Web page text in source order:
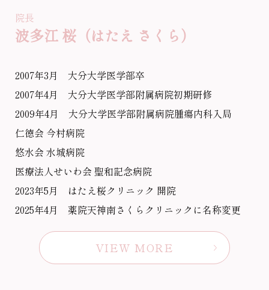
院長
波多江 桜（はたえ さくら）
2007年3月 大分大学医学部卒
2007年4月 大分大学医学部附属病院初期研修
2009年4月 大分大学医学部附属病院腫瘍内科入局
仁徳会 今村病院
悠水会 水城病院
医療法人せいわ会 聖和記念病院
2023年5月 はたえ桜クリニック 開院
2025年4月 薬院天神南さくらクリニックに名称変更
VIEW MORE